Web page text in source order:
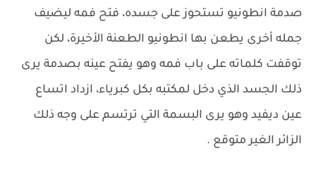
صدمة انطونيو تستحوز على جسده، فتح فمه ليضيف
جمله أخرى يطعن بها انطونيو الطعنة الأخيرة، لكن
توقفت كلماته على باب فمه وهو يفتح عينه بصدمة يرى
ذلك الجسد الذي دخل لمكتبه بكل كبرياء، ازداد اتساع
عين ديفيد وهو يرى البسمة التي ترتسم على وجه ذلك
الزائر الغير متوقع .